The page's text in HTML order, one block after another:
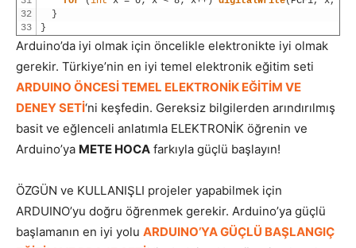
32
33
}
}
Arduino’da iyi olmak için öncelikle elektronikte iyi olmak
gerekir. Türkiye’nin en iyi temel elektronik eğitim seti
ARDUINO ÖNCESİ TEMEL ELEKTRONİK EĞİTİM VE
DENEY SETİ‘ni keşfedin. Gereksiz bilgilerden arındırılmış
basit ve eğlenceli anlatımla ELEKTRONİK öğrenin ve
Arduino’ya METE HOCA farkıyla güçlü başlayın!
ÖZGÜN ve KULLANIŞLI projeler yapabilmek için
ARDUINO’yu doğru öğrenmek gerekir. Arduino’ya güçlü
başlamanın en iyi yolu ARDUINO’YA GÜÇLÜ BAŞLANGIÇ